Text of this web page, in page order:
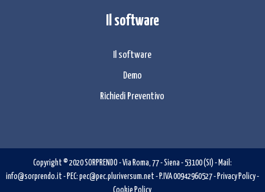
Il software
Il software
Demo
Richiedi Preventivo
Copyright © 2020SORPRENDO -Via Roma, 77-Siena - 53100 (SI ) - Mail:
info@sorprendo.it - PEC: pec@pec.pluriversum.net - P.IVA 00942960527 -Privacy Policy-
Cookie Policy